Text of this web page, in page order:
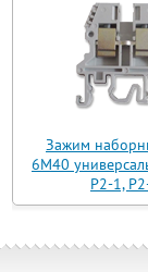
Зажим
6М40
Р2-1,